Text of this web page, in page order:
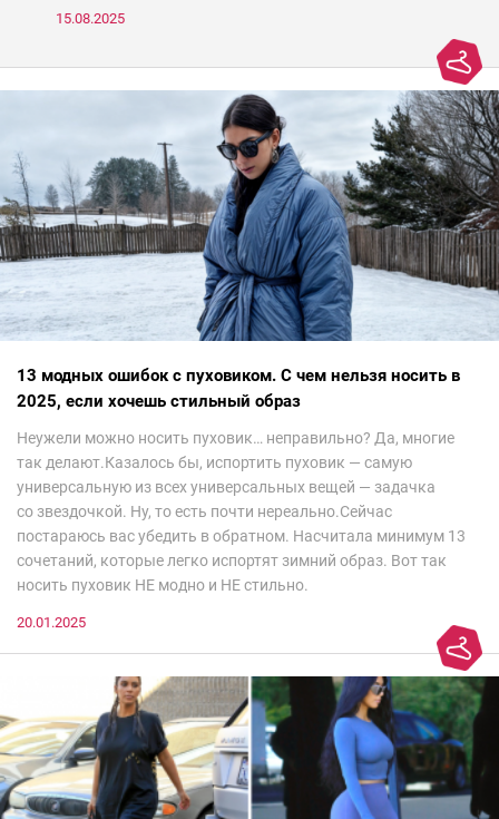
носить, а что нет
15.08.2025
13 модных ошибок с пуховиком. С чем нельзя носить в
2025, если хочешь стильный образ
Неужели можно носить пуховик… неправильно? Да, многие
так делают.Казалось бы, испортить пуховик — самую
универсальную из всех универсальных вещей — задачка
со звездочкой. Ну, то есть почти нереально.Сейчас
постараюсь вас убедить в обратном. Насчитала минимум 13
сочетаний, которые легко испортят зимний образ. Вот так
носить пуховик НЕ модно и НЕ стильно.
20.01.2025